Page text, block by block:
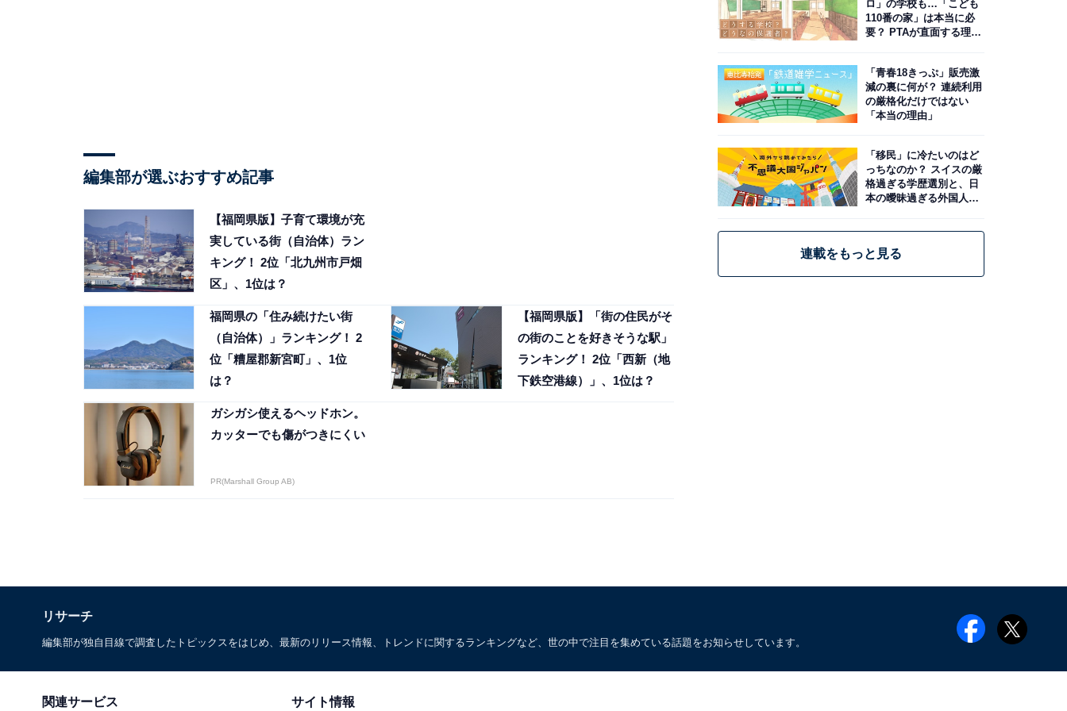
編集部が選ぶおすすめ記事
【福岡県版】子育て環境が充
実している街（自治体）ラン
キング！ 2位「北九州市戸畑
区」、1位は？
福岡県の「住み続けたい街
（自治体）」ランキング！ 2
位「糟屋郡新宮町」、1位
は？
【福岡県版】「街の住民がそ
の街のことを好きそうな駅」
ランキング！ 2位「西新（地
下鉄空港線）」、1位は？
ガシガシ使えるヘッドホン。
カッターでも傷がつきにくい
PR(Marshall Group AB)
ロ」の学校も…「こども
110番の家」は本当に必
要？ PTAが直面する理想
「青春18きっぷ」販売激
減の裏に何が？ 連続利用
の厳格化だけではない
「本当の理由」
「移民」に冷たいのはど
っちなのか？ スイスの厳
格過ぎる学歴選別と、日
本の曖昧過ぎる外国人政
連載をもっと見る
リサーチ
編集部が独自目線で調査したトピックスをはじめ、最新のリリース情報、トレンドに関するランキングなど、世の中で注目を集めている話題をお知らせしています。
関連サービス サイト情報